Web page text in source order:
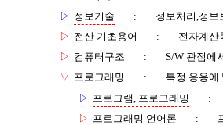
▷ 정보기술 :
정보처리,정보
▷ 전산 기초용어 :
전자계산
▷ 컴퓨터구조 :
S/W 관점에
▽ 프로그래밍 :
특정 응용에
▷ 프로그램, 프로그래밍 :
▷ 프로그래밍 언어론 :